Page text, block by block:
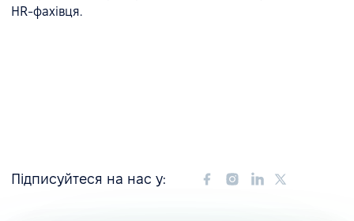
HR-фахівця.
Підписуйтеся на нас у: